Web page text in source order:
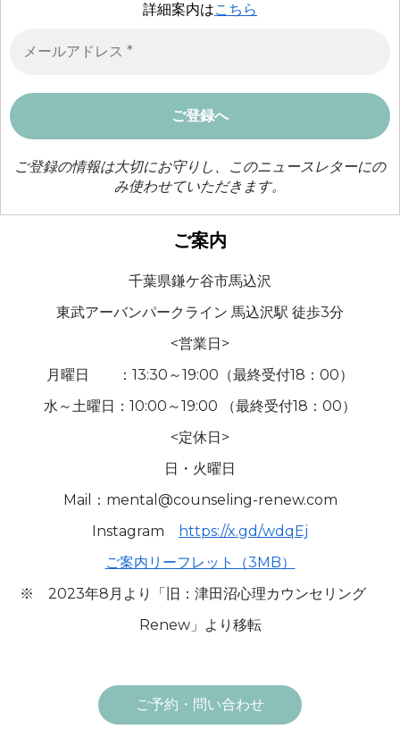
詳細案内はこちら
ご登録の情報は大切にお守りし、このニュースレターにの
み使わせていただきます。
ご案内
千葉県鎌ケ谷市馬込沢
東武アーバンパークライン 馬込沢駅 徒歩3分
<営業日>
月曜日 ：13:30～19:00（最終受付18：00）
水～土曜日：10:00～19:00 （最終受付18：00）
<定休日>
日・火曜日
Mail：mental@counseling-renew.com
Instagram
https://x.gd/wdqEj
ご案内リーフレット（3MB）
※ 2023年8月より「旧：津田沼心理カウンセリング
Renew」より移転
ご予約・問い合わせ